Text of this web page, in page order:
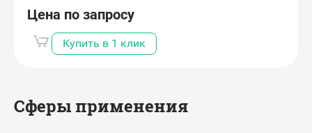
Цена по запросу
Купить в 1 клик
Сферы применения